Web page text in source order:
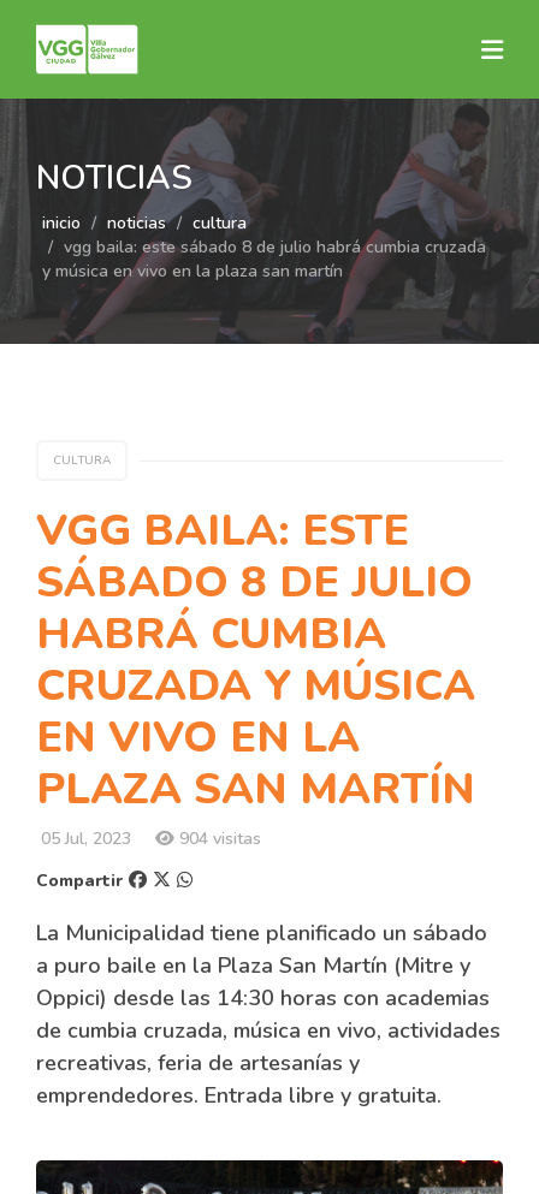
NOTICIAS
inicio noticias
cultura
vgg baila: este sábado 8 de julio habrá cumbia cruzada
y música en vivo en la plaza san martín
CULTURA
VGG BAILA: ESTE
SÁBADO 8 DE JULIO
HABRÁ CUMBIA
CRUZADA Y MÚSICA
EN VIVO EN LA
PLAZA SAN MARTÍN
05 Jul, 2023
904 visitas
Compartir
La Municipalidad tiene planificado un sábado
a puro baile en la Plaza San Martín (Mitre y
Oppici) desde las 14:30 horas con academias
de cumbia cruzada, música en vivo, actividades
recreativas, feria de artesanías y
emprendedores. Entrada libre y gratuita.